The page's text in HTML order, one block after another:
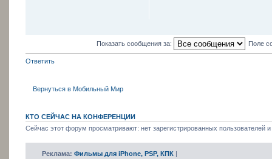
Показать сообщения за: Поле
Ответить
Вернуться в Мобильный Мир
КТО СЕЙЧАС НА КОНФЕРЕНЦИИ
Сейчас этот форум просматривают: нет зарегистрированных пользователей и
Реклама: Фильмы для iPhone, PSP, КПК |